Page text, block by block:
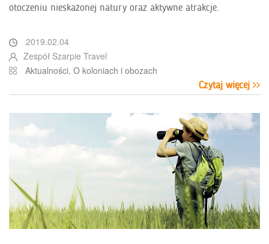
otoczeniu nieskażonej natury oraz aktywne atrakcje.
2019.02.04
Zespół Szarpie Travel
Aktualności, O koloniach i obozach
Czytaj więcej